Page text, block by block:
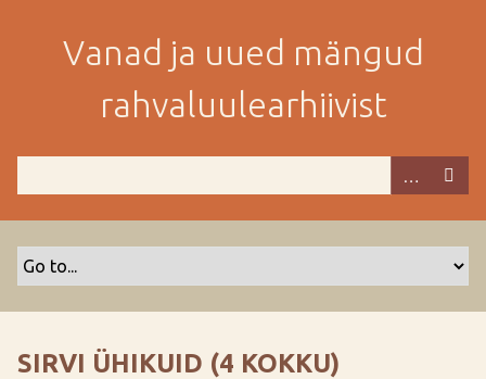
i
Vanad ja uued mängud
rahvaluulearhiivist
SIRVI ÜHIKUID (4 KOKKU)